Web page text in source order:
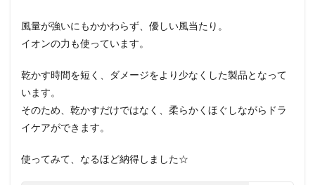
風量が強いにもかかわらず、優しい風当たり。
イオンの力も使っています。
乾かす時間を短く、ダメージをより少なくした製品となって
います。
そのため、乾かすだけではなく、柔らかくほぐしながらドラ
イケアができます。
使ってみて、なるほど納得しました☆